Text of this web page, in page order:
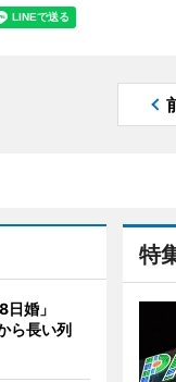
特
日婚」
ら長い列